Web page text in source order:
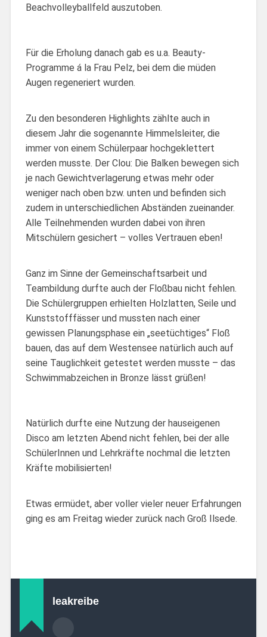
Beachvolleyballfeld auszutoben.
Für die Erholung danach gab es u.a. Beauty-
Programme á la Frau Pelz, bei dem die müden
Augen regeneriert wurden.
Zu den besonderen Highlights zählte auch in
diesem Jahr die sogenannte Himmelsleiter, die
immer von einem Schülerpaar hochgeklettert
werden musste. Der Clou: Die Balken bewegen sich
je nach Gewichtverlagerung etwas mehr oder
weniger nach oben bzw. unten und befinden sich
zudem in unterschiedlichen Abständen zueinander.
Alle Teilnehmenden wurden dabei von ihren
Mitschülern gesichert – volles Vertrauen eben!
Ganz im Sinne der Gemeinschaftsarbeit und
Teambildung durfte auch der Floßbau nicht fehlen.
Die Schülergruppen erhielten Holzlatten, Seile und
Kunststofffässer und mussten nach einer
gewissen Planungsphase ein „seetüchtiges“ Floß
bauen, das auf dem Westensee natürlich auch auf
seine Tauglichkeit getestet werden musste – das
Schwimmabzeichen in Bronze lässt grüßen!
Natürlich durfte eine Nutzung der hauseigenen
Disco am letzten Abend nicht fehlen, bei der alle
SchülerInnen und Lehrkräfte nochmal die letzten
Kräfte mobilisierten!
Etwas ermüdet, aber voller vieler neuer Erfahrungen
ging es am Freitag wieder zurück nach Groß Ilsede.
leakreibe